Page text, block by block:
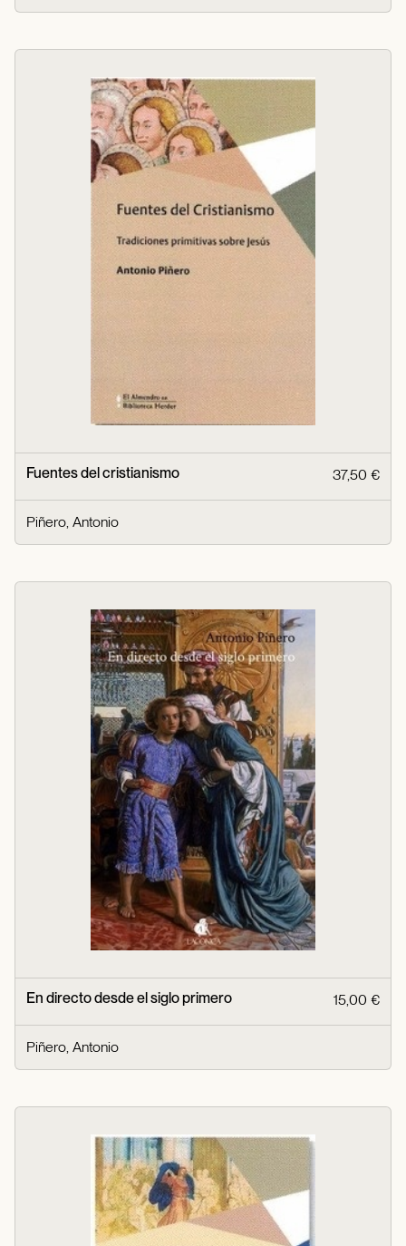
Fuentes del cristianismo 37,50 €
Piñero, Antonio
En directo desde el siglo primero 15,00 €
Piñero, Antonio